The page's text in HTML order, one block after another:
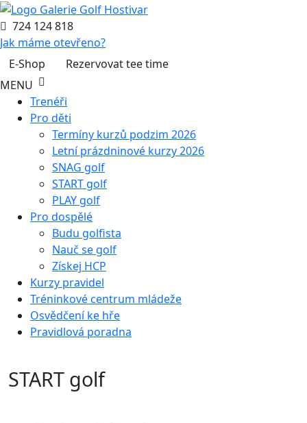
724 124 818
Jak máme otevřeno?
E-Shop
Rezervovat tee time
MENU
Trenéři
Pro děti
Termíny kurzů podzim 2026
Letní prázdninové kurzy 2026
SNAG golf
START golf
PLAY golf
Pro dospělé
Budu golfista
Nauč se golf
Získej HCP
Kurzy pravidel
Tréninkové centrum mládeže
Osvědčení ke hře
Pravidlová poradna
START golf